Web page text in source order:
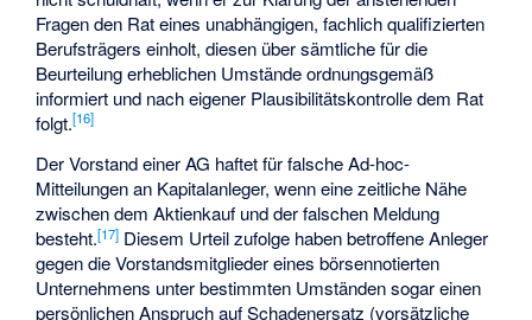
Fragen den Rat eines unabhängigen, fachlich qualifizierten
Berufsträgers einholt, diesen über sämtliche für die
Beurteilung erheblichen Umstände ordnungsgemäß
informiert und nach eigener Plausibilitätskontrolle dem Rat
folgt.[16]
Der Vorstand einer AG haftet für falsche Ad-hoc-
Mitteilungen an Kapitalanleger, wenn eine zeitliche Nähe
zwischen dem Aktienkauf und der falschen Meldung
besteht.[17] Diesem Urteil zufolge haben betroffene Anleger
gegen die Vorstandsmitglieder eines börsennotierten
Unternehmens unter bestimmten Umständen sogar einen
persönlichen Anspruch auf Schadenersatz (vorsätzliche